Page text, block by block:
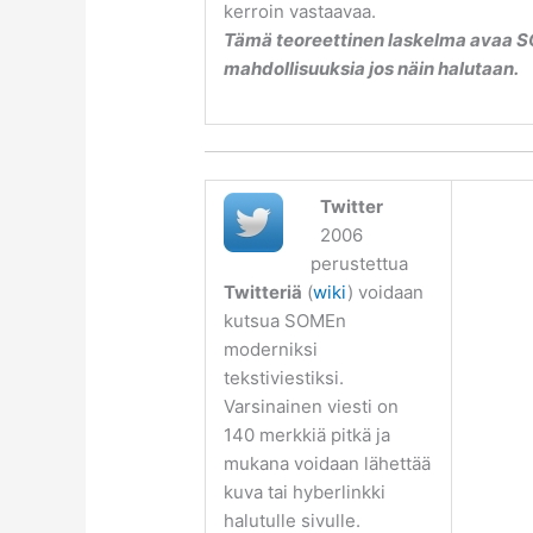
kerroin vastaavaa.
Tämä teoreettinen laskelma avaa
mahdollisuuksia jos näin halutaan.
Twitter
2006
perustettua
Twitteriä (wiki) voidaan
kutsua SOMEn
moderniksi
tekstiviestiksi.
Varsinainen viesti on
140 merkkiä pitkä ja
mukana voidaan lähettää
kuva tai hyberlinkki
halutulle sivulle.